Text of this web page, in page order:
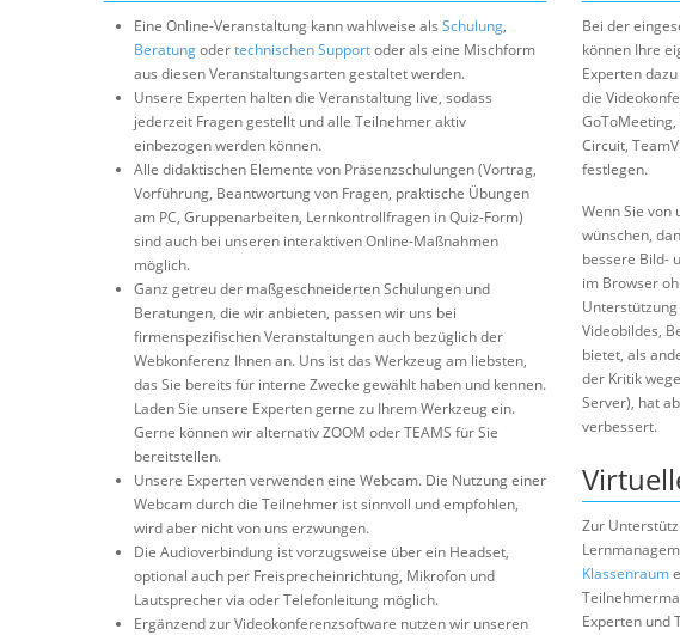
Eine Online-Veranstaltung kann wahlweise als Schulung,
Beratungodertechnischen Supportoder als eine Mischform
aus diesen Veranstaltungsarten gestaltet werden.
Unsere Experten halten die Veranstaltung live, sodass
jederzeit Fragen gestellt und alle Teilnehmer aktiv
einbezogen werden können.
Alle didaktischen Elemente von Präsenzschulungen (Vortrag,
Vorführung, Beantwortung von Fragen, praktische Übungen
am PC, Gruppenarbeiten, Lernkontrollfragen in Quiz-Form)
sind auch bei unseren interaktiven Online-Maßnahmen
möglich.
Ganz getreu der maßgeschneiderten Schulungen und
Beratungen, die wir anbieten, passen wir uns bei
firmenspezifischen Veranstaltungen auch bezüglich der
Webkonferenz Ihnen an. Uns ist das Werkzeug am liebsten,
das Sie bereits für interne Zwecke gewählt haben und kennen.
Laden Sie unsere Experten gerne zu Ihrem Werkzeug ein.
Gerne können wir alternativ ZOOM oder TEAMS für Sie
bereitstellen.
Unsere Experten verwenden eine Webcam. Die Nutzung einer
Webcam durch die Teilnehmer ist sinnvoll und empfohlen,
wird aber nicht von uns erzwungen.
Die Audioverbindung ist vorzugsweise über ein Headset,
optional auch per Freisprecheinrichtung, Mikrofon und
Lautsprecher via oder Telefonleitung möglich.
Ergänzend zur Videokonferenzsoftware nutzen wir unseren
Bei der
können Ihre
Experten
die
Circuit,
festlegen.
Wenn Sie von
wünschen,
bessere Bild-
im Browser
Videobildes,
bietet, als
der Kritik
Server), hat
verbessert.
Zur
Klassenraum
Experten und